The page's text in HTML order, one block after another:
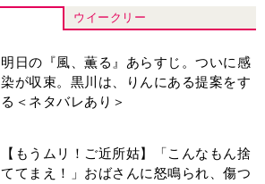
ウイークリー
明日の『風、薫る』あらすじ。ついに感
染が収束。黒川は、りんにある提案をす
る＜ネタバレあり＞
【もうムリ！ご近所姑】「こんなもん捨
ててまえ！」おばさんに怒鳴られ、傷つ